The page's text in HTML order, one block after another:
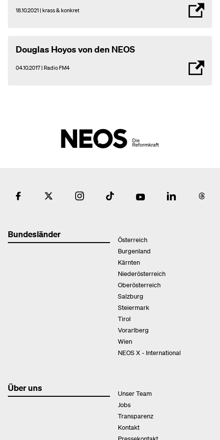
18.10.2021 | krass & konkret
Douglas Hoyos von den NEOS
04.10.2017 | Radio FM4
Bundesländer
Österreich
Burgenland
Kärnten
Niederösterreich
Oberösterreich
Salzburg
Steiermark
Tirol
Vorarlberg
Wien
NEOS X - International
Über uns
Unser Team
Jobs
Transparenz
Kontakt
Pressekontakt